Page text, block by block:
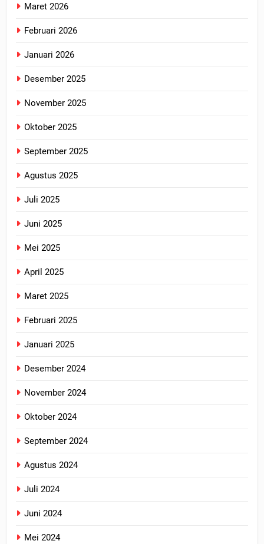
Maret 2026
Februari 2026
Januari 2026
Desember 2025
November 2025
Oktober 2025
September 2025
Agustus 2025
Juli 2025
Juni 2025
Mei 2025
April 2025
Maret 2025
Februari 2025
Januari 2025
Desember 2024
November 2024
Oktober 2024
September 2024
Agustus 2024
Juli 2024
Juni 2024
Mei 2024